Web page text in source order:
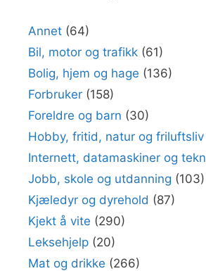
Annet (64)
Bil, motor og trafikk (61)
Bolig, hjem og hage (136)
Forbruker (158)
Foreldre og barn (30)
Hobby, fritid, natur og friluftsliv
Internett, datamaskiner og
Jobb, skole og utdanning (103)
Kjæledyr og dyrehold (87)
Kjekt å vite (290)
Leksehjelp (20)
Mat og drikke (266)